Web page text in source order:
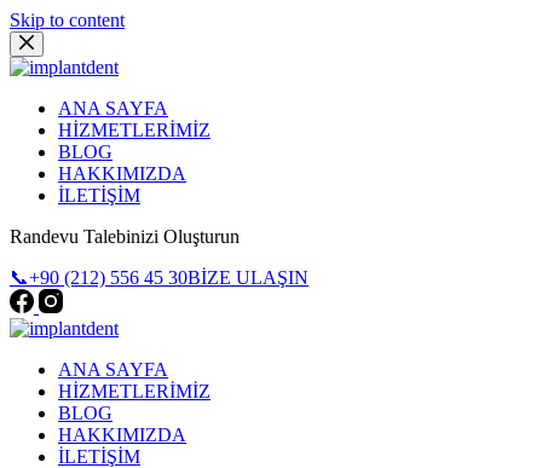
Skip to content
ANA SAYFA
HİZMETLERİMİZ
BLOG
HAKKIMIZDA
İLETİŞİM
Randevu Talebinizi Oluşturun
📞+90 (212) 556 45 30BİZE ULAŞIN
ANA SAYFA
HİZMETLERİMİZ
BLOG
HAKKIMIZDA
İLETİŞİM